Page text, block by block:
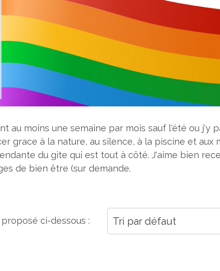
au moins une semaine par mois sauf l'été ou j'y
grace à la nature, au silence, à la piscine et aux
du gite qui est tout à côté. J'aime bien
de bien être (sur demande.
ci-dessous : Tri par défaut